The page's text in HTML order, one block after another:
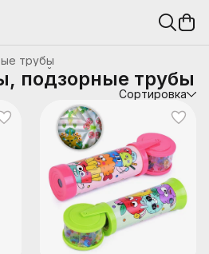
трубы
подзорные трубы
Сортировка